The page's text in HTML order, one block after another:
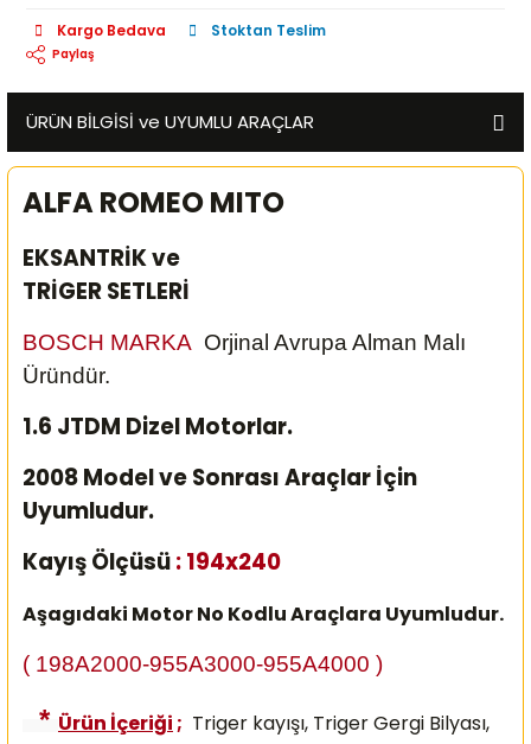
Kargo Bedava Stoktan Teslim
Paylaş
ÜRÜN BİLGİSİ ve UYUMLU ARAÇLAR
ALFA ROMEO MITO
EKSANTRİK ve
TRİGER SETLERİ
BOSCH MARKA Orjinal Avrupa Alman Malı
Üründür.
1.6 JTDM Dizel Motorlar.
2008 Model ve Sonrası Araçlar İçin
Uyumludur.
Kayış Ölçüsü: 194x240
Aşagıdaki Motor No Kodlu Araçlara Uyumludur.
( 198A2000-955A3000-955A4000 )
* Ürün İçeriği ; Triger kayışı, Triger Gergi Bilyası,